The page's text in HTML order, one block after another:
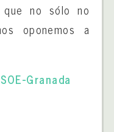
no sólo no
oponemos a
Granada